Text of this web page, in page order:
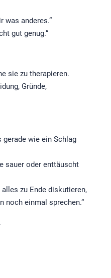
was anderes.“
gut genug.“
sie zu therapieren.
Gründe,
gerade wie ein Schlag
sauer oder enttäuscht
zu Ende diskutieren,
noch einmal sprechen.“